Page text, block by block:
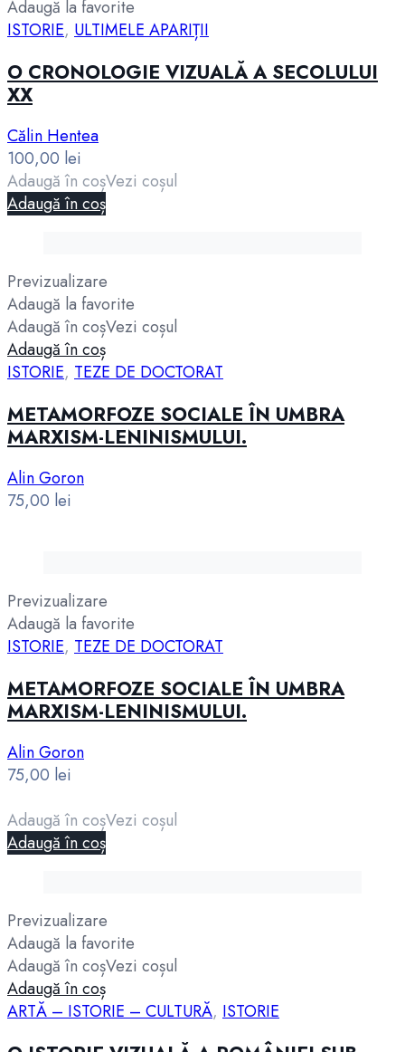
Adaugă la favorite
ISTORIE, ULTIMELE APARIȚII
O CRONOLOGIE VIZUALĂ A SECOLULUI
XX
Călin Hentea
100,00 lei
Adaugă în coșVezi coșul
Adaugă în coș
Previzualizare
Adaugă la favorite
Adaugă în coșVezi coșul
Adaugă în coș
ISTORIE, TEZE DE DOCTORAT
METAMORFOZE SOCIALE ÎN UMBRA
MARXISM-LENINISMULUI.
Alin Goron
75,00 lei
Previzualizare
Adaugă la favorite
ISTORIE, TEZE DE DOCTORAT
METAMORFOZE SOCIALE ÎN UMBRA
MARXISM-LENINISMULUI.
Alin Goron
75,00 lei
Adaugă în coșVezi coșul
Adaugă în coș
Previzualizare
Adaugă la favorite
Adaugă în coșVezi coșul
Adaugă în coș
ARTĂ – ISTORIE – CULTURĂ, ISTORIE